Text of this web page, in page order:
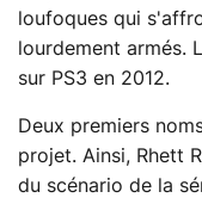
loufoques qui
lourdement armés.
sur PS3 en 2012.
Deux premiers
projet. Ainsi, Rhett
du scénario de la